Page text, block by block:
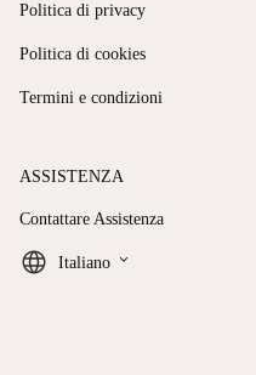
Politica di privacy
Politica di cookies
Termini e condizioni
ASSISTENZA
Contattare Assistenza
Italiano keyboard_arrow_down